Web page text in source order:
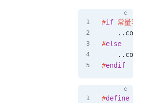
#if 常量表
. . code1
#else
. . code2
#endif
#define